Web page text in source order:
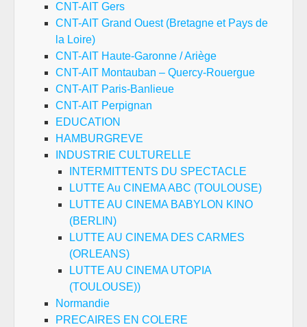
CNT-AIT Gers
CNT-AIT Grand Ouest (Bretagne et Pays de
la Loire)
CNT-AIT Haute-Garonne / Ariège
CNT-AIT Montauban – Quercy-Rouergue
CNT-AIT Paris-Banlieue
CNT-AIT Perpignan
EDUCATION
HAMBURGREVE
INDUSTRIE CULTURELLE
INTERMITTENTS DU SPECTACLE
LUTTE Au CINEMA ABC (TOULOUSE)
LUTTE AU CINEMA BABYLON KINO
(BERLIN)
LUTTE AU CINEMA DES CARMES
(ORLEANS)
LUTTE AU CINEMA UTOPIA
(TOULOUSE))
Normandie
PRECAIRES EN COLERE